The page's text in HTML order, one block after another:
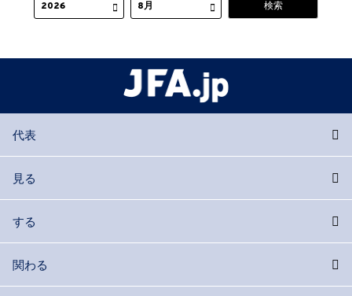
代表
見る
する
関わる